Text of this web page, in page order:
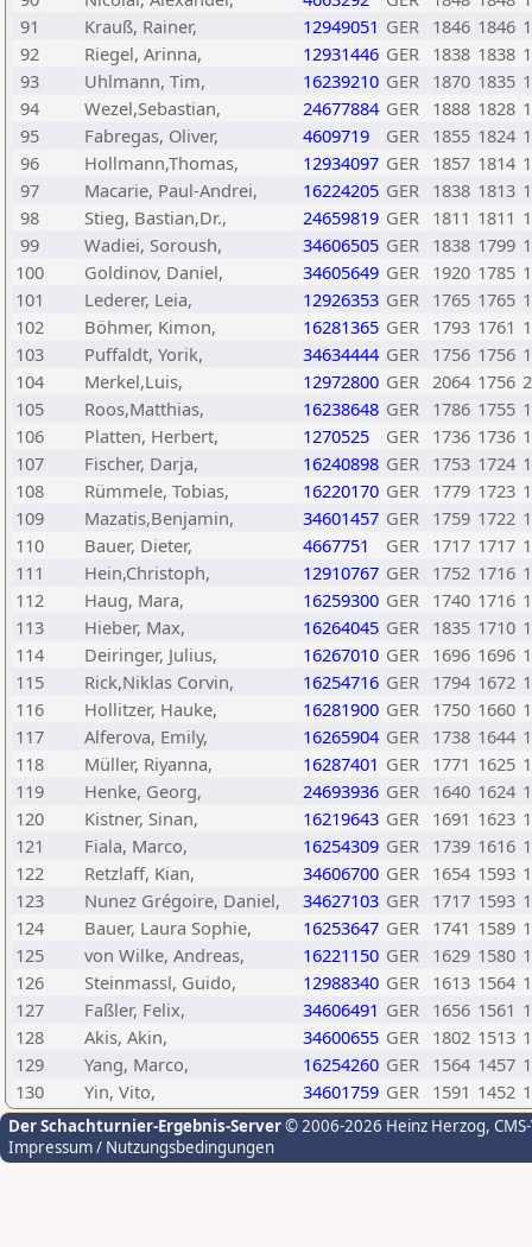
91
Krauß, Rainer, 12949051 GER 1846 1846
92
Riegel, Arinna, 12931446 GER 1838 1838
93
Uhlmann, Tim, 16239210 GER 1870 1835
94
Wezel,Sebastian, 24677884 GER 1888 1828
95
Fabregas, Oliver, 4609719 GER 1855 1824
96
Hollmann,Thomas, 12934097 GER 1857 1814
97
Macarie, Paul-Andrei, 16224205 GER 1838 1813
98
Stieg, Bastian,Dr., 24659819 GER 1811 1811
99
Wadiei, Soroush, 34606505 GER 1838 1799
100
Goldinov, Daniel, 34605649 GER 1920 1785
101
Lederer, Leia, 12926353 GER 1765 1765
102
Böhmer, Kimon, 16281365 GER 1793 1761
103
Puffaldt, Yorik, 34634444 GER 1756 1756
104
Merkel,Luis, 12972800 GER 2064 1756
105
Roos,Matthias, 16238648 GER 1786 1755
106
Platten, Herbert, 1270525 GER 1736 1736
107
Fischer, Darja, 16240898 GER 1753 1724
108
Rümmele, Tobias, 16220170 GER 1779 1723
109
Mazatis,Benjamin, 34601457 GER 1759 1722
110
Bauer, Dieter, 4667751 GER 1717 1717
111
Hein,Christoph, 12910767 GER 1752 1716
112
Haug, Mara, 16259300 GER 1740 1716
113
Hieber, Max, 16264045 GER 1835 1710
114
Deiringer, Julius, 16267010 GER 1696 1696
115
Rick,Niklas Corvin, 16254716 GER 1794 1672
116
Hollitzer, Hauke, 16281900 GER 1750 1660
117
Alferova, Emily, 16265904 GER 1738 1644
118
Müller, Riyanna, 16287401 GER 1771 1625
119
Henke, Georg, 24693936 GER 1640 1624
120
Kistner, Sinan, 16219643 GER 1691 1623
121
Fiala, Marco, 16254309 GER 1739 1616
122
Retzlaff, Kian, 34606700 GER 1654 1593
123
Nunez Grégoire, Daniel, 34627103 GER 1717 1593
124
Bauer, Laura Sophie, 16253647 GER 1741 1589
125
von Wilke, Andreas, 16221150 GER 1629 1580
126
Steinmassl, Guido, 12988340 GER 1613 1564
127
Faßler, Felix, 34606491 GER 1656 1561
128
Akis, Akin, 34600655 GER 1802 1513
129
Yang, Marco, 16254260 GER 1564 1457
130
Yin, Vito, 34601759 GER 1591 1452
Der Schachturnier-Ergebnis-Server© 2006-2026 Heinz Herzog,
Impressum / Nutzungsbedingungen